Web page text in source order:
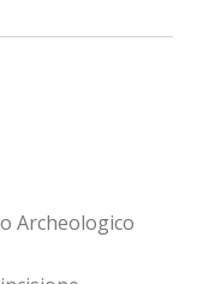
Archeologico